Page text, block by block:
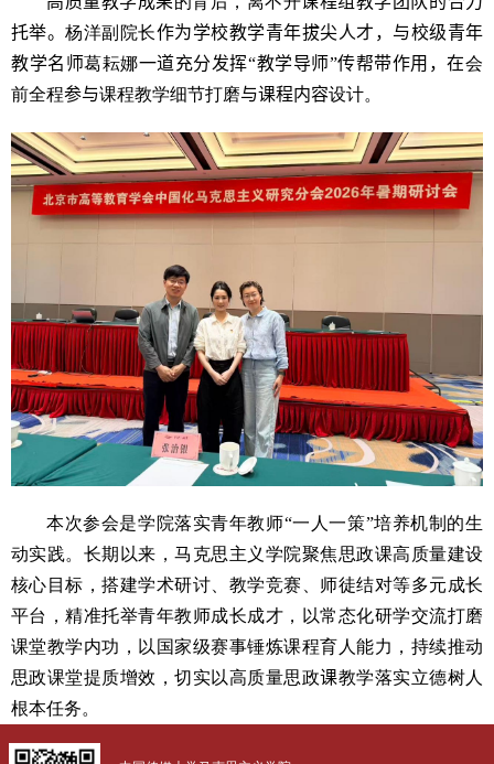
托举。杨洋副院长作为学校教学青年拔尖人才，与校级青年
教学名师葛耘娜一道充分发挥“教学导师”传帮带作用，在会
前全程参与课程教学细节打磨与课程内容设计。
本次参会是学院落实青年教师“一人一策”培养机制的生
动实践。长期以来，马克思主义学院聚焦思政课高质量建设
核心目标，搭建学术研讨、教学竞赛、师徒结对等多元成长
平台，精准托举青年教师成长成才，以常态化研学交流打磨
课堂教学内功，以国家级赛事锤炼课程育人能力，持续推动
思政课堂提质增效，切实以高质量思政课教学落实立德树人
根本任务。